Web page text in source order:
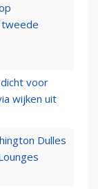
tweede
voor
wijken uit
Dulles